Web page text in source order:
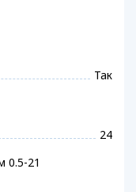
Так
24
0.5-21